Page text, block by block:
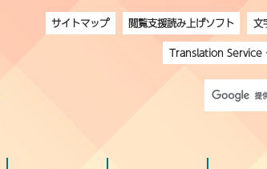
サイトマップ 閲覧支援読み上げソフト
文
Translation Service